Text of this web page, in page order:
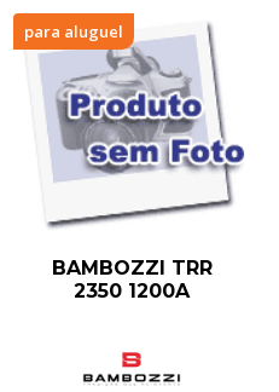
para aluguel
BAMBOZZI TRR
2350 1200A